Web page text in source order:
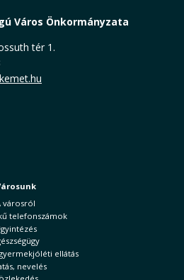
Város Önkormányzata
tér 1.
városról
telefonszámok
ellátás
nevelés